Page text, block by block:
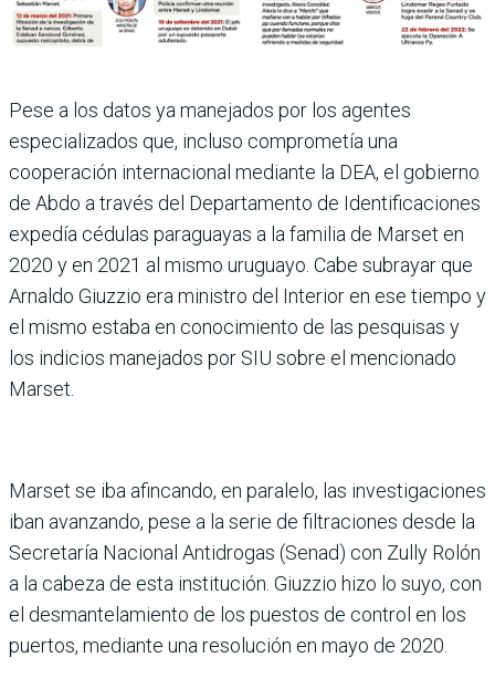
Pese a los datos ya manejados por los agentes
especializa­dos que, incluso comprometía una
cooperación internacional mediante la DEA, el gobierno
de Abdo a través del Depar­tamento de Identificaciones
expedía cédulas paraguayas a la familia de Marset en
2020 y en 2021 al mismo uruguayo. Cabe subrayar que
Arnaldo Giuzzio era ministro del Inte­rior en ese tiempo y
el mismo estaba en conocimiento de las pesquisas y
los indicios mane­jados por SIU sobre el mencio­nado
Marset.
Marset se iba afincando, en paralelo, las investigacio­nes
iban avanzando, pese a la serie de filtraciones desde la
Secretaría Nacional Antidro­gas (Senad) con Zully Rolón
a la cabeza de esta institu­ción. Giuzzio hizo lo suyo, con
el desmantelamiento de los puestos de control en los
puer­tos, mediante una resolución en mayo de 2020.